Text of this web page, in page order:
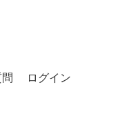
ログイン